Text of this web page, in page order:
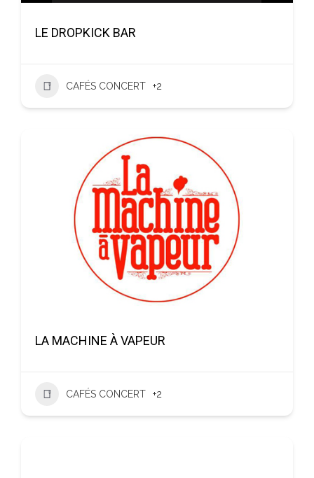
LE DROPKICK BAR
CAFÉS CONCERT +2
LA MACHINE À VAPEUR
CAFÉS CONCERT +2